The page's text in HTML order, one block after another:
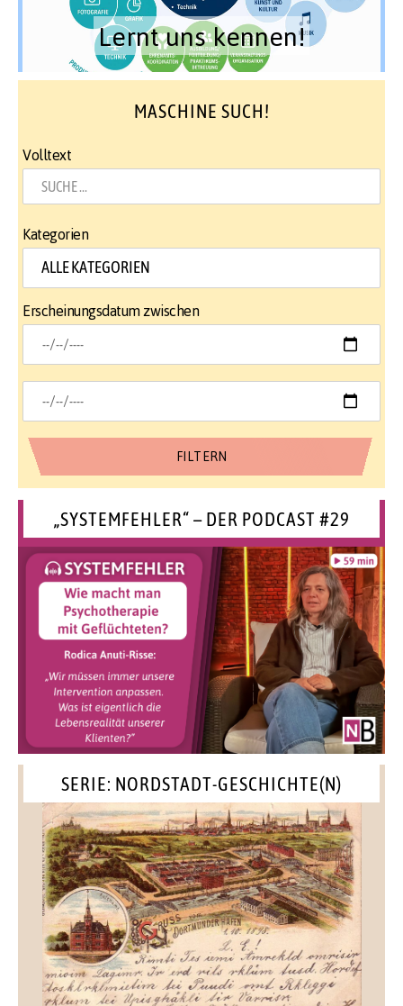
Lernt uns kennen!
MASCHINE SUCH!
Volltext
Kategorien
Erscheinungsdatum zwischen
„SYSTEMFEHLER“ – DER PODCAST #29
SERIE: NORDSTADT-GESCHICHTE(N)